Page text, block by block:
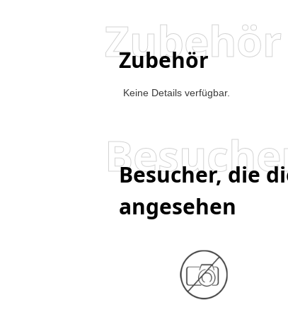
Zubehör
Zubehör
Keine Details verfügbar.
Besucher, die
angesehen